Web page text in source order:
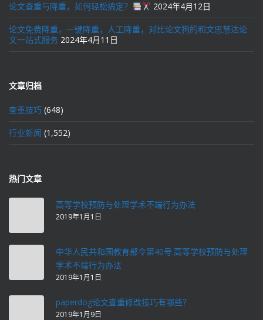
论文查重与降重，如何轻松搞定？ 2024年4月12日
论文免费降重，一键降重，人工降重，对比论文狗的和文思慧达论
文一站式服务 2024年4月11日
文章归档
查重技巧 (648)
行业新闻 (1,552)
热门文章
高等学校预防与处理学术不端行为办法
2019年1月1日
中华人民共和国教育部令第40号:高等学校预防与处理
学术不端行为办法
2019年1月1日
paperdog论文查重修改技巧有哪些？
2019年1月9日